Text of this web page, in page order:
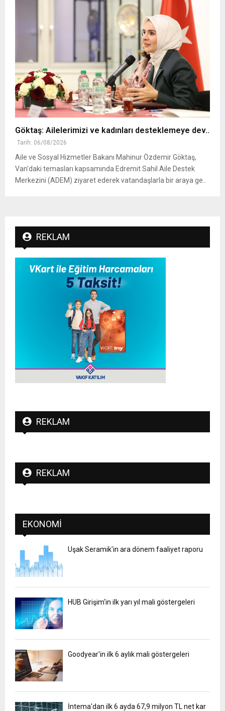
Göktaş: Ailelerimizi ve kadınları desteklemeye dev..
Tarih: 06/08/2026
Aile ve Sosyal Hizmetler Bakanı Mahinur Özdemir Göktaş,
Van'daki temasları kapsamında Edremit Sahil Aile Destek
Merkezini (ADEM) ziyaret ederek vatandaşlarla bir araya ge..
REKLAM
REKLAM
REKLAM
EKONOMI
Uşak Seramik'in ara dönem faaliyet raporu
HUB Girişim'in ilk yarı yıl mali göstergeleri
Goodyear'in ilk 6 aylık mali göstergeleri
İntema'dan ilk 6 ayda 67,9 milyon TL net kar